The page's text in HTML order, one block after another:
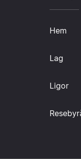
Hem
Lag
Ligor